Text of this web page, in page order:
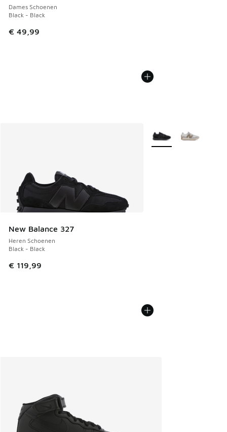
Dames Schoenen
Black - Black
€ 49,99
New Balance 327
Heren Schoenen
Black - Black
€ 119,99
Meer kleuren